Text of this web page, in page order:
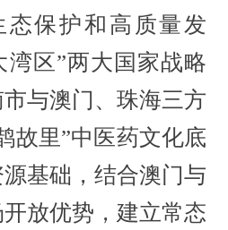
态保护和高质量发
湾区”两大国家战略
与澳门、珠海三方
故里”中医药文化底
基础，结合澳门与
放优势，建立常态